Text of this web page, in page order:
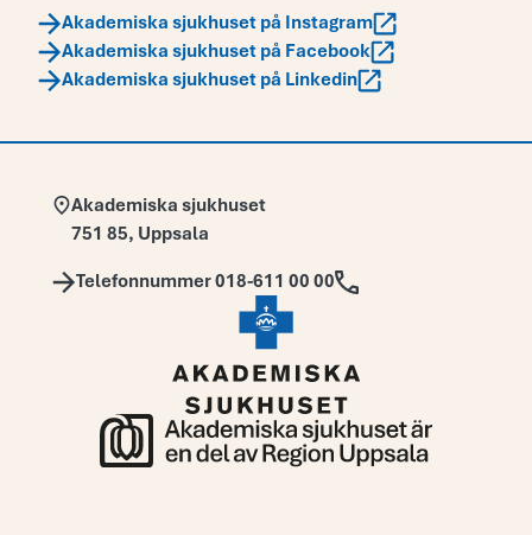
Akademiska sjukhuset på Instagram
Akademiska sjukhuset på Facebook
Akademiska sjukhuset på Linkedin
Adress:
Akademiska sjukhuset
751 85, Uppsala
Telefon:
Telefonnummer 018-611 00 00